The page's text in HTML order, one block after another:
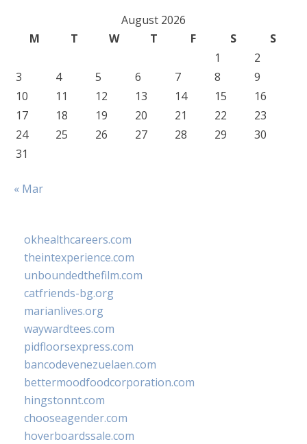
August 2026
M
T W T F S
S
1
2
3
4 5 6 7 8
9
10
11 12 13 14 15
16
17
18 19 20 21 22
23
24
25 26 27 28 29
30
31
« Mar
okhealthcareers.com
theintexperience.com
unboundedthefilm.com
catfriends-bg.org
marianlives.org
waywardtees.com
pidfloorsexpress.com
bancodevenezuelaen.com
bettermoodfoodcorporation.com
hingstonnt.com
chooseagender.com
hoverboardssale.com